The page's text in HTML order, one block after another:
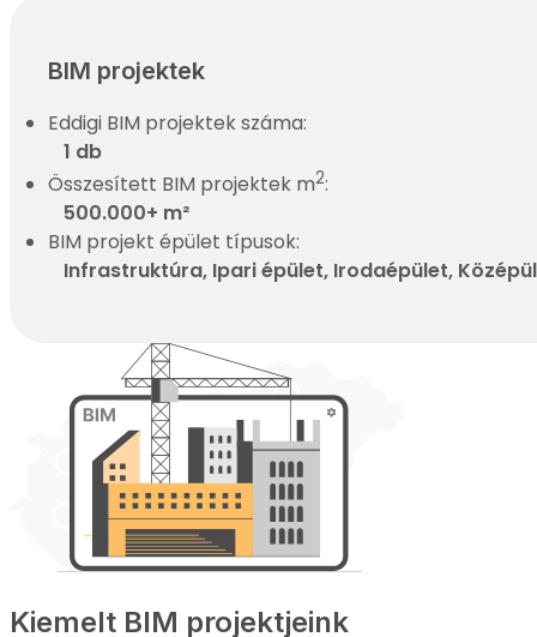
BIM projektek
Eddigi BIM projektek száma:
1 db
Összesített BIM projektek m2:
500.000+ m²
BIM projekt épület típusok:
Infrastruktúra, Ipari épület, Irodaépület,
Kiemelt BIM projektjeink